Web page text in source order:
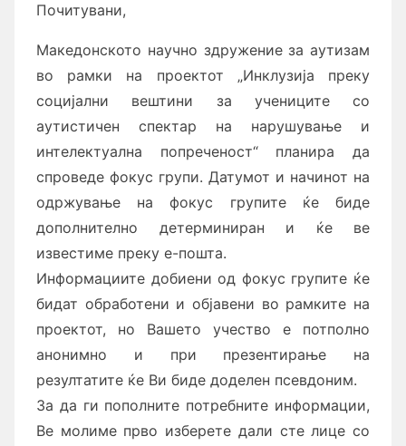
Почитувани,
Македонското научно здружение за аутизам
во рамки на проектот „Инклузија преку
социјални вештини за учениците со
аутистичен спектар на нарушување и
интелектуална попреченост“ планира да
спроведе фокус групи. Датумот и начинот на
одржување на фокус групите ќе биде
дополнително детерминиран и ќе ве
известиме преку е-пошта.
Информациите добиени од фокус групите ќе
бидат обработени и објавени во рамките на
проектот, но Вашето учество е потполно
анонимно и при презентирање на
резултатите ќе Ви биде доделен псевдоним.
За да ги пополните потребните информации,
Ве молиме прво изберете дали сте лице со